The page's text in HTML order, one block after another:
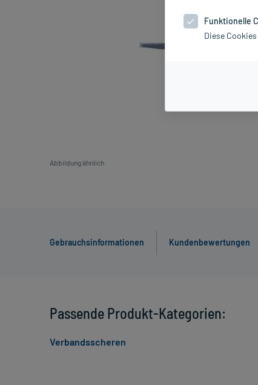
Abbildung ähnlich
Gebrauchsinformationen Kundenbewertungen
Passende Produkt-Kategorien:
Verbandsscheren
Funktionelle
Diese